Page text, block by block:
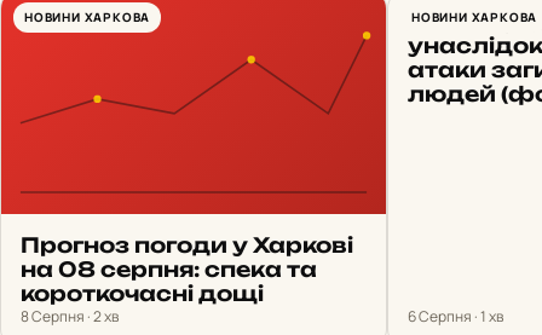
НОВИНИ ХАРКОВА
Прогноз погоди у Харкові
на 08 серпня: спека та
короткочасні дощі
8 Серпня · 2 хв
НОВИНИ ХАРКОВА
Нічний
атаки
людей
6 Серпня · 1 хв